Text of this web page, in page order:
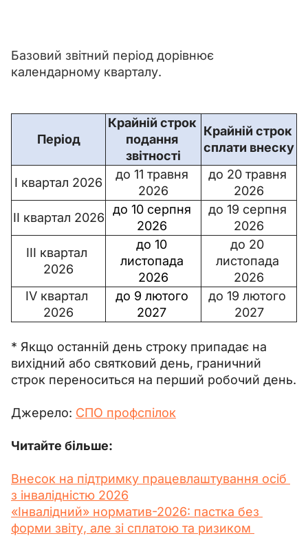
Базовий звітний період дорівнює
календарному кварталу.
Період
Крайній строк
подання
звітності
Крайній строк
сплати внеску
І квартал 2026
до 11 травня
2026
до 20 травня
2026
ІІ квартал 2026
до 10 серпня
2026
до 19 серпня
2026
ІІІ квартал
2026
до 10
листопада
2026
до 20
листопада
2026
ІV квартал
2026
до 9 лютого
2027
до 19 лютого
2027
* Якщо останній день строку припадає на
вихідний або святковий день, граничний
строк переноситься на перший робочий день.
Джерело: СПО профспілок
Читайте більше:
Внесок на підтримку працевлаштування осіб
з інвалідністю 2026
«Інвалідний» норматив-2026: пастка без
форми звіту, але зі сплатою та ризиком